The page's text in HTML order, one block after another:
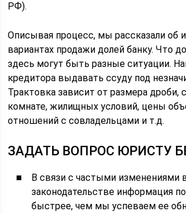
РФ).
Описывая процесс, мы рассказали об
вариантах продажи долей банку. Что
здесь могут быть разные ситуации.
кредитора выдавать ссуду под
Трактовка зависит от размера дроби,
комнате, жилищных условий, цены
отношений с совладельцами и т.д.
ЗАДАТЬ ВОПРОС ЮРИСТУ
В связи с частыми изменениями
законодательстве информация
быстрее, чем мы успеваем ее